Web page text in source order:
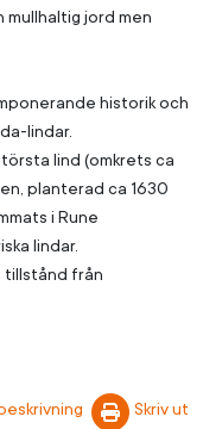
mullhaltig jord men
historik och
lindar.
lind (omkrets ca
planterad ca 1630
i Rune
lindar.
tillstånd från
Skriv ut